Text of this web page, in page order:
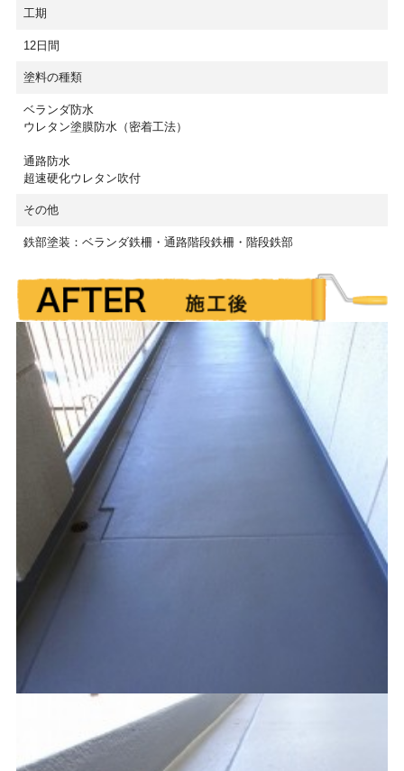
工期
12日間
塗料の種類
ベランダ防水
ウレタン塗膜防水（密着工法）
通路防水
超速硬化ウレタン吹付
その他
鉄部塗装：ベランダ鉄柵・通路階段鉄柵・階段鉄部